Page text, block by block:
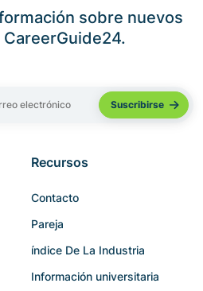
sobre nuevos
Recursos
Contacto
Pareja
índice De La Industria
Información universitaria